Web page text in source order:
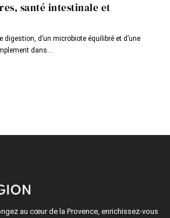
santé intestinale et
digestion, d’un microbiote équilibré et d’une
dans...
au cœur de la Provence, enrichissez-vous